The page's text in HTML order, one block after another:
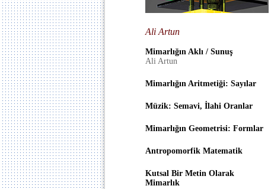
Ali Artun
Mimarlığın Aklı / Sunuş
Ali Artun
Mimarlığın Aritmetiği: Sayılar
Müzik: Semavi, İlahi Oranlar
Mimarlığın Geometrisi: Formlar
Antropomorfik Matematik
Kutsal Bir Metin Olarak
Mimarlık